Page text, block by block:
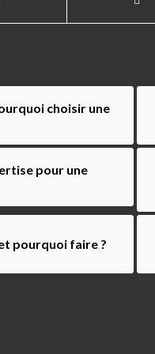
choisir une
pour une
pourquoi faire ?